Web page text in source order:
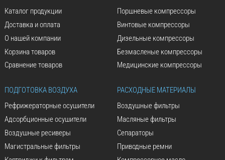
Каталог продукции
Доставка и оплата
О нашей компании
Корзина товаров
Сравнение товаров
Поршневые компрессоры
Винтовые компрессоры
Дизельные компрессоры
Безмасленые компрессоры
Медицинские компрессоры
ПОДГОТОВКА ВОЗДУХА
Рефрижераторные осушители
Адсорбционные осушители
Воздушные ресиверы
Магистральные фильтры
РАСХОДНЫЕ МАТЕРИАЛЫ
Воздушные фильтры
Масляные фильтры
Сепараторы
Приводные ремни